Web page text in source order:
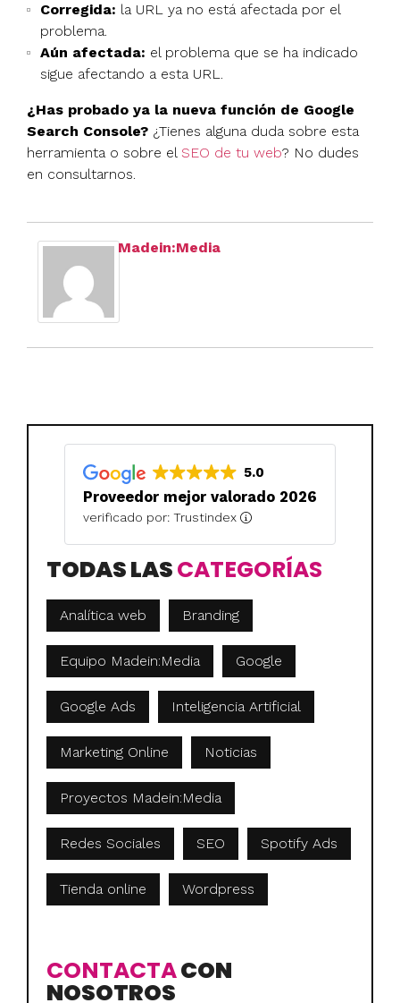
Corregida: la URL ya no está afectada por el
problema.
Aún afectada: el problema que se ha indicado
sigue afectando a esta URL.
¿Has probado ya la nueva función de Google
Search Console? ¿Tienes alguna duda sobre esta
herramienta o sobre el SEO de tu web? No dudes
en consultarnos.
Madein:Media
5.0
Proveedor mejor valorado 2026
verificado por: Trustindex
TODAS LASCATEGORÍAS
Analítica web Branding
Equipo Madein:Media Google
Google Ads Inteligencia Artificial
Marketing Online Noticias
Proyectos Madein:Media
Redes Sociales SEO Spotify Ads
Tienda online Wordpress
CONTACTACON
NOSOTROS